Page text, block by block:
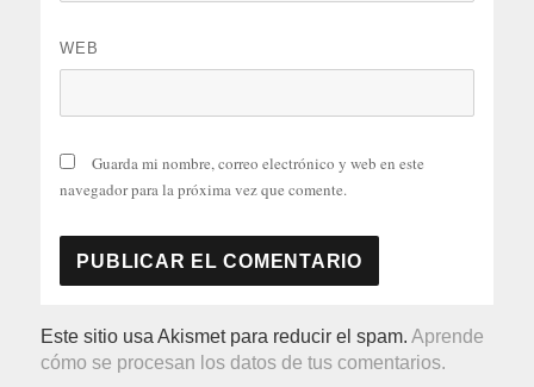
WEB
Guarda mi nombre, correo electrónico y web en este
navegador para la próxima vez que comente.
Este sitio usa Akismet para reducir el spam.Aprende
cómo se procesan los datos de tus comentarios.